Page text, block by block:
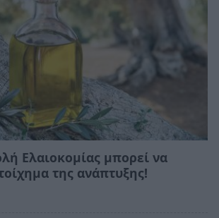
Ελαιοκομίας μπορεί να
της ανάπτυξης!